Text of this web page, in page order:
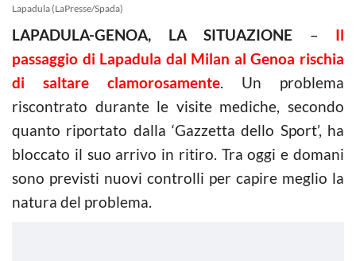
Lapadula (LaPresse/Spada)
LAPADULA-GENOA, LA SITUAZIONE – Il
passaggio di Lapadula dal Milan al Genoa rischia
di saltare clamorosamente. Un problema
riscontrato durante le visite mediche, secondo
quanto riportato dalla ‘Gazzetta dello Sport’, ha
bloccato il suo arrivo in ritiro. Tra oggi e domani
sono previsti nuovi controlli per capire meglio la
natura del problema.